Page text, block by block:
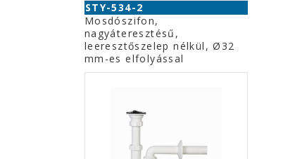
STY-534-2
Mosdószifon,
nagyáteresztésű,
leeresztőszelep nélkül, Ø32
mm-es elfolyással